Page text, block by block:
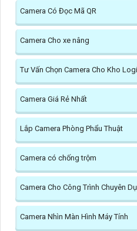
Camera Có Đọc Mã QR
Camera Cho xe nâng
Tư Vấn Chọn Camera Cho Kho
Camera Giá Rẻ Nhất
Lắp Camera Phòng Phẩu Thuật
Camera có chống trộm
Camera Cho Công Trình Chuyên
Camera Nhìn Màn Hình Máy Tính